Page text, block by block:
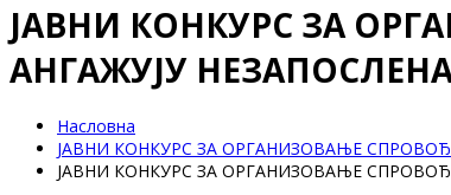
ЈАВНИ КОНКУРС ЗА
АНГАЖУЈУ
Насловна
ЈАВНИ КОНКУРС ЗА ОРГАНИЗОВАЊЕ
ЈАВНИ КОНКУРС ЗА ОРГАНИЗОВАЊЕ